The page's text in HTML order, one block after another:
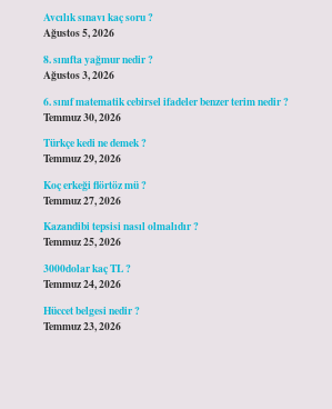
Avcılık sınavı kaç soru ?
Ağustos 5, 2026
8. sınıfta yağmur nedir ?
Ağustos 3, 2026
6. sınıf matematik cebirsel ifadeler benzer terim nedir ?
Temmuz 30, 2026
Türkçe kedi ne demek ?
Temmuz 29, 2026
Koç erkeği flörtöz mü ?
Temmuz 27, 2026
Kazandibi tepsisi nasıl olmalıdır ?
Temmuz 25, 2026
3000dolar kaç TL ?
Temmuz 24, 2026
Hüccet belgesi nedir ?
Temmuz 23, 2026